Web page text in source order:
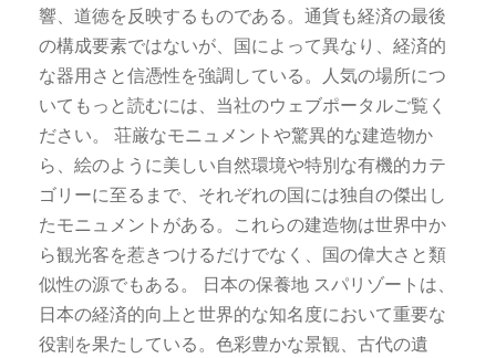
響、道徳を反映するものである。通貨も経済の最後
の構成要素ではないが、国によって異なり、経済的
な器用さと信憑性を強調している。人気の場所につ
いてもっと読むには、当社のウェブポータルご覧く
ださい。 荘厳なモニュメントや驚異的な建造物か
ら、絵のように美しい自然環境や特別な有機的カテ
ゴリーに至るまで、それぞれの国には独自の傑出し
たモニュメントがある。これらの建造物は世界中か
ら観光客を惹きつけるだけでなく、国の偉大さと類
似性の源でもある。 日本の保養地 スパリゾートは、
日本の経済的向上と世界的な知名度において重要な
役割を果たしている。色彩豊かな景観、古代の遺